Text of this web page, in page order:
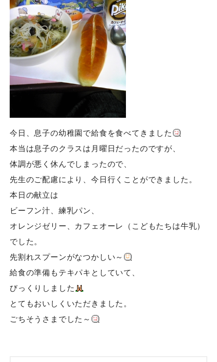
今日、息子の幼稚園で給食を食べてきました
本当は息子のクラスは月曜日だったのですが、
体調が悪く休んでしまったので、
先生のご配慮により、今日行くことができました。
本日の献立は
ビーフン汁、練乳パン、
オレンジゼリー、カフェオーレ（こどもたちは牛乳）
でした。
先割れスプーンがなつかしい～
給食の準備もテキパキとしていて、
びっくりしました
とてもおいしくいただきました。
ごちそうさまでした～